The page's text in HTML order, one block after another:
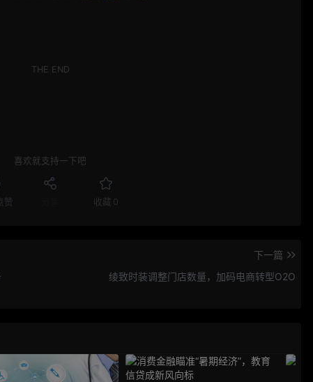
THE END
喜欢就支持一下吧
赞 收藏 0
下一篇
绫致时装调整门店数量，加码电商转型O2O